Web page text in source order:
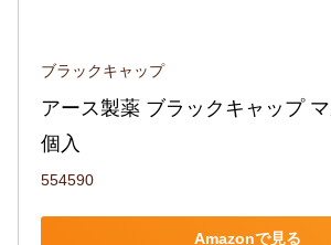
ブラックキャップ
アース製薬 ブラックキャップ
個入
554590
Amazonで見る